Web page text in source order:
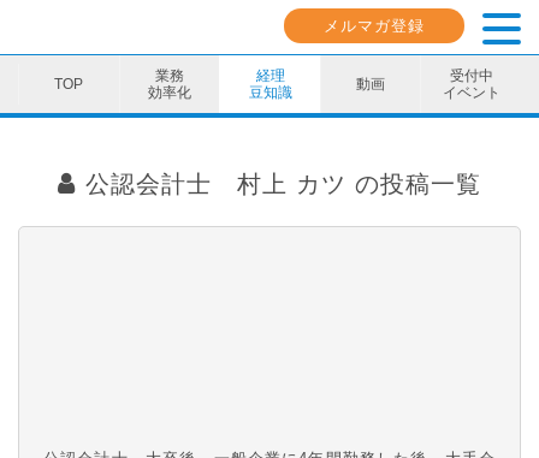
メルマガ登録
業務
効率化
経理
豆知識
動画
受付中
イベント
経理豆知識
公認会計士 村上 カツ の投稿一覧